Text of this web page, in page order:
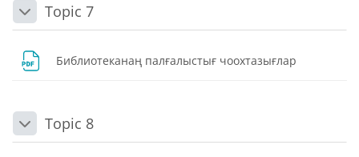
DaraltTopic 7
Библиотеканаң палғалыстығ чоохтазығлар
DaraltTopic 8